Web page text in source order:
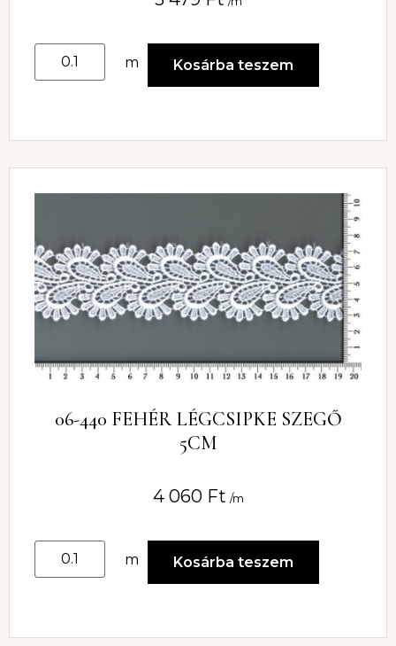
m Kosárba teszem
06-440 FEHÉR LÉGCSIPKE SZEGŐ
5CM
4 060 Ft /m
m Kosárba teszem